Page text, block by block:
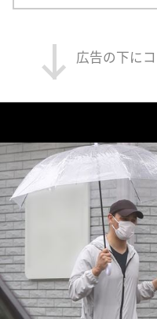
広告の下に